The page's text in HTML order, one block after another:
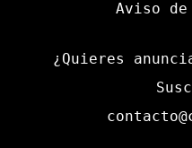
Aviso
¿Quieres